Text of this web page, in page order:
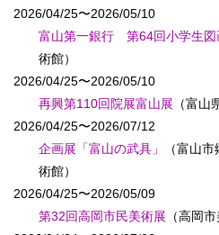
2026/04/25〜2026/05/10
富山第一銀行 第64回小学生図
術館）
2026/04/25〜2026/05/10
再興第110回院展富山展 （富山
2026/04/25〜2026/07/12
企画展「富山の武具」
（富山
術館）
2026/04/25〜2026/05/09
第32回高岡市民美術展 （高岡